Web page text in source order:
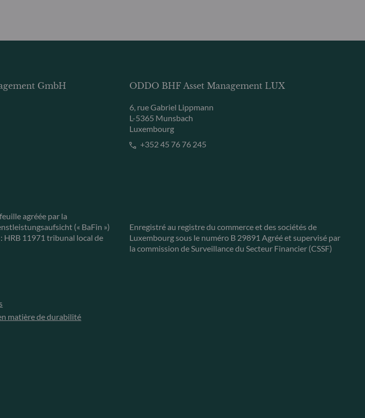
GmbH
agréée par la
(« BaFin »)
HRB 11971 tribunal local de
ODDO BHF Asset Management LUX
6, rue Gabriel Lippmann
L-5365 Munsbach
Luxembourg
+352 45 76 76 245
Enregistré au registre du commerce et des sociétés de
Luxembourg sous le numéro B 29891 Agréé et supervisé par
la commission de Surveillance du Secteur Financier (CSSF)
matière de durabilité